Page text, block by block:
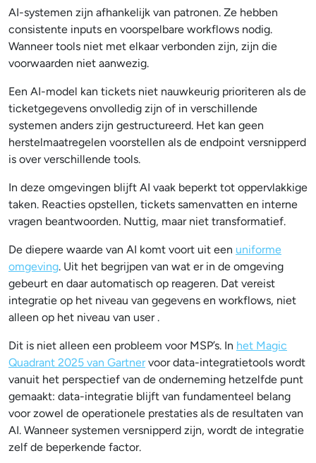
AI-systemen zijn afhankelijk van patronen. Ze hebben
consistente inputs en voorspelbare workflows nodig.
Wanneer tools niet met elkaar verbonden zijn, zijn die
voorwaarden niet aanwezig.
Een AI-model kan tickets niet nauwkeurig prioriteren als de
ticketgegevens onvolledig zijn of in verschillende
systemen anders zijn gestructureerd. Het kan geen
herstelmaatregelen voorstellen als de endpoint versnipperd
is over verschillende tools.
In deze omgevingen blijft AI vaak beperkt tot oppervlakkige
taken. Reacties opstellen, tickets samenvatten en interne
vragen beantwoorden. Nuttig, maar niet transformatief.
De diepere waarde van AI komt voort uit een uniforme
omgeving. Uit het begrijpen van wat er in de omgeving
gebeurt en daar automatisch op reageren. Dat vereist
integratie op het niveau van gegevens en workflows, niet
alleen op het niveau van user .
Dit is niet alleen een probleem voor MSP’s. In het Magic
Quadrant 2025 van Gartnervoor data-integratietools wordt
vanuit het perspectief van de onderneming hetzelfde punt
gemaakt: data-integratie blijft van fundamenteel belang
voor zowel de operationele prestaties als de resultaten van
AI. Wanneer systemen versnipperd zijn, wordt de integratie
zelf de beperkende factor.